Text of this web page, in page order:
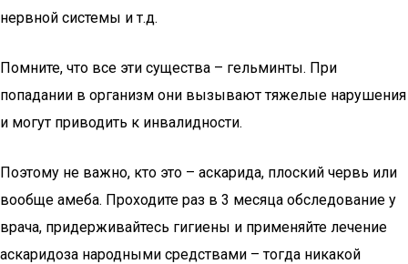
нервной системы и т.д.
Помните, что все эти существа – гельминты. При
попадании в организм они вызывают тяжелые нарушения
и могут приводить к инвалидности.
Поэтому не важно, кто это – аскарида, плоский червь или
вообще амеба. Проходите раз в 3 месяца обследование у
врача, придерживайтесь гигиены и применяйте лечение
аскаридоза народными средствами – тогда никакой